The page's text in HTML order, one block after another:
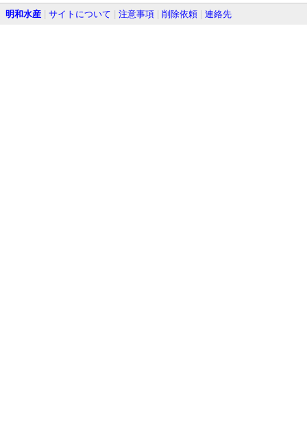
明和水産 サイトについて 注意事項 削除依頼 連絡先